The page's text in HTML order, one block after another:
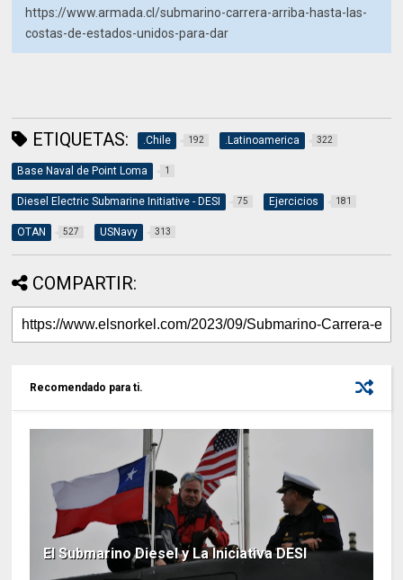
https://www.armada.cl/submarino-carrera-arriba-hasta-las-
costas-de-estados-unidos-para-dar
ETIQUETAS: .Chile 192 .Latinoamerica 322
Base Naval de Point Loma 1
Diesel Electric Submarine Initiative - DESI 75 Ejercicios 181
OTAN 527 USNavy 313
COMPARTIR:
Recomendado para ti.
El Submarino Diesel y La Iniciativa DESI